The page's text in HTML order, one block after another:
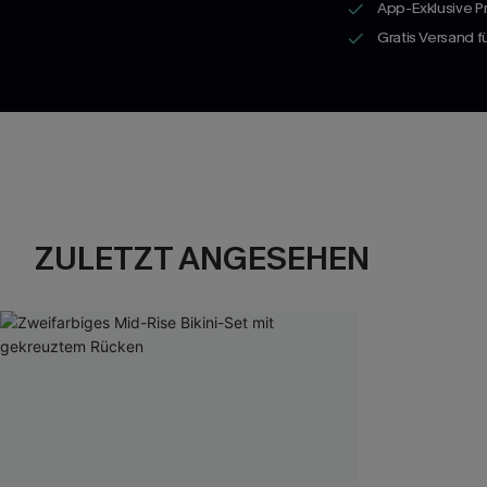
App-Exklusive
Gratis Versand
ZULETZT ANGESEHEN